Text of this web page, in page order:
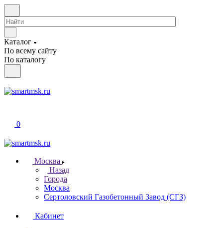
Каталог
По всему сайту
По каталогу
0
Москва
Назад
Города
Москва
Сертоловский Газобетонный Завод (СГЗ)
Кабинет